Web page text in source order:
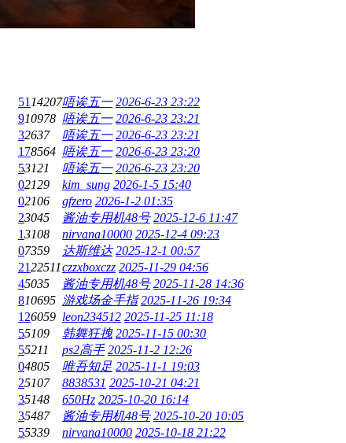
51 14207唔诶五一 2026-6-23 23:22
910978 唔诶五一 2026-6-23 23:21
32637 唔诶五一 2026-6-23 23:21
178564 唔诶五一 2026-6-23 23:20
53121 唔诶五一 2026-6-23 23:20
02129 kim_sung 2026-1-5 15:40
02106 gfzero 2026-1-2 01:35
23045 酱油专用机48号 2025-12-6 11:47
13108 nirvana10000 2025-12-4 09:23
07359 达斯维达 2025-12-1 00:57
2122511czzxboxczz 2025-11-29 04:56
45035 酱油专用机48号 2025-11-28 14:36
810695 游戏场金手指 2025-11-26 19:34
126059 leon234512 2025-11-25 11:18
55109 韩舞狂拽 2025-11-15 00:30
55211 ps2高手 2025-11-2 12:26
04805 唯吾知足 2025-11-1 19:03
25107 8838531 2025-10-21 04:21
35148 650Hz 2025-10-20 16:14
35487 酱油专用机48号 2025-10-20 10:05
55339 nirvana10000 2025-10-18 21:22